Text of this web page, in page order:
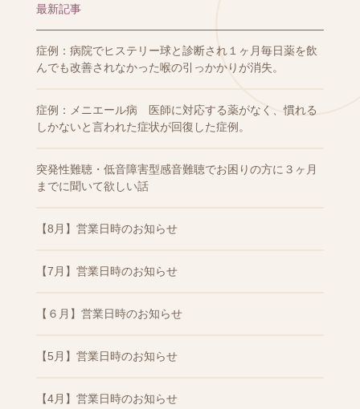
最新記事
症例：病院でヒステリー球と診断され１ヶ月毎日薬を飲
んでも改善されなかった喉の引っかかりが消失。
症例：メニエール病 医師に対応する薬がなく、慣れる
しかないと言われた症状が回復した症例。
突発性難聴・低音障害型感音難聴でお困りの方に３ヶ月
までに聞いて欲しい話
【8月】営業日時のお知らせ
【7月】営業日時のお知らせ
【６月】営業日時のお知らせ
【5月】営業日時のお知らせ
【4月】営業日時のお知らせ